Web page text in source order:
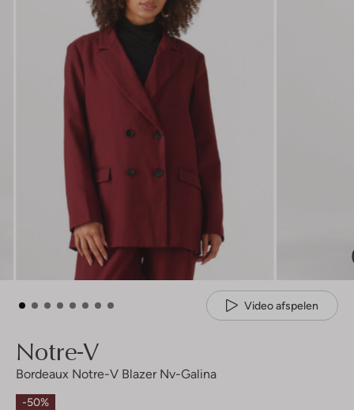
Video afspelen
Notre-V
Bordeaux Notre-V Blazer Nv-Galina
-50%